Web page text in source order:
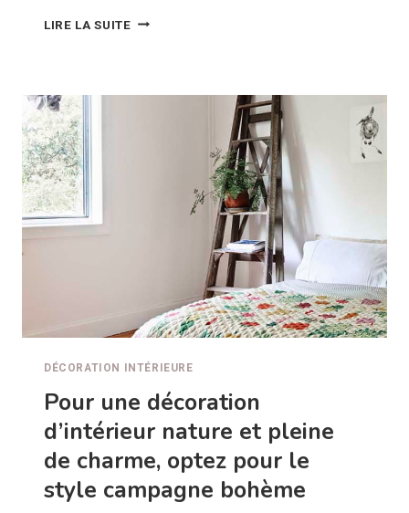
LIRE LA SUITEJ’OPTE
CRÉATIF
DÉCORATION INTÉRIEURE
Pour une décoration
d’intérieur nature et pleine
de charme, optez pour le
style campagne bohème